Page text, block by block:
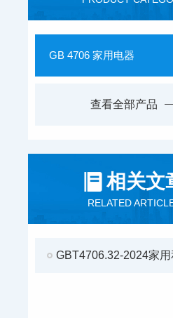
GB 4706 家用电器
查看全部产品
相关文
RELATED